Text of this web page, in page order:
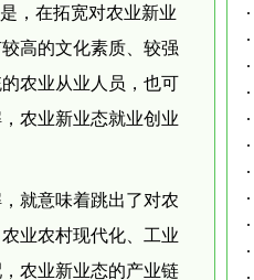
，在拓宽对农业新业
高的文化素质、较强
农业从业人员，也可
农业新业态就业创业
就意味着跳出了对农
业农村现代化、工业
农业新业态的产业链